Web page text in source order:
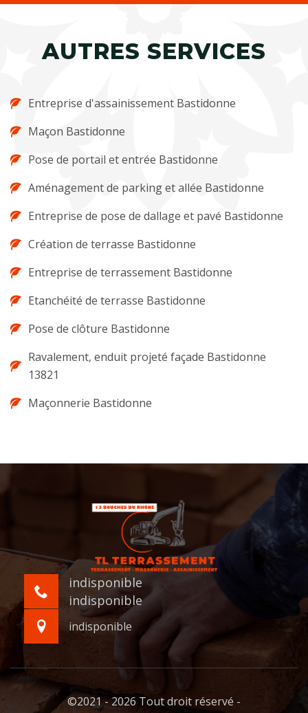
AUTRES SERVICES
Entreprise d'assainissement Bastidonne
Maçon Bastidonne
Pose de portail et entrée Bastidonne
Aménagement de parking et allée Bastidonne
Entreprise de pose de dallage et pavé Bastidonne
Création de terrasse Bastidonne
Entreprise de terrassement Bastidonne
Etanchéité de terrasse Bastidonne
Pose de clôture Bastidonne
Ravalement, enduit projeté façade Bastidonne
13821
Maçonnerie Bastidonne
indisponible
indisponible
indisponible
©2021 - 2026 Tout droit réservé -